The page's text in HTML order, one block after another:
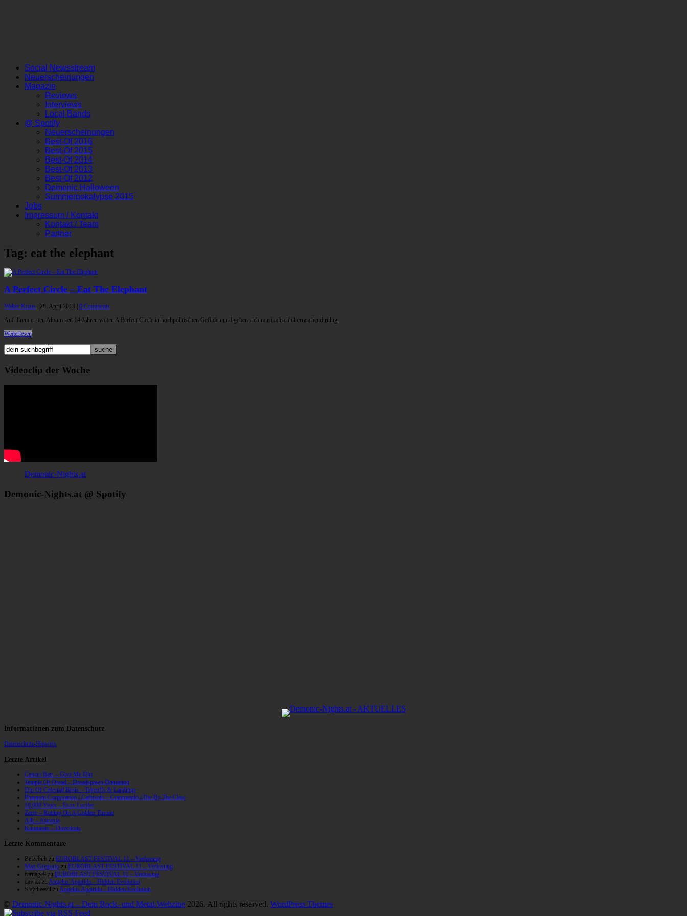
Social Newsstream
Neuerscheinungen
Magazin
Reviews
Interviews
Local Bands
@ Spotify
Neuerscheinungen
Best-Of 2016
Best-Of 2015
Best-Of 2014
Best-Of 2013
Best-Of 2012
Demonic Halloween
Summerpokalypse 2015
Jobs
Impressum / Kontakt
Kontakt / Team
Partner
Tag: eat the elephant
A Perfect Circle – Eat The Elephant
Walter Kraus 20. April 2018 0 Comments
Auf ihrem ersten Album seit 14 Jahren wüten A Perfect Circle in hochpolitischen Gefilden und geben sich musikalisch überraschend ruhig.
Weiterlesen
Videoclip der Woche
Demonic-Nights.at
Demonic-Nights.at @ Spotify
Informationen zum Datenschutz
Datenschutz-Hinweis
Letzte Artikel
Cancer Bats – Give Me Dirt
Temple Of Dread – Dreadspawn Dominion
Din Of Celestial Birds – Takeoffs & Landings
Phantom Corporation / Catbreath – Commando / Die By The Claw
10,000 Years – Esox Lucifer
Zerre – Rotting On A Golden Throne
Allt – Ataraxia
Knumears – Directions
Letzte Kommentare
Belzebub zu EUROBLAST FESTIVAL 11 – Verlosung
Max Gregorio zu EUROBLAST FESTIVAL 11 – Verlosung
carnage9 zu EUROBLAST FESTIVAL 11 – Verlosung
dawak zu Angelus Apatrida – Hidden Evolution
Slaytheevil zu Angelus Apatrida – Hidden Evolution
© Demonic-Nights.at – Dein Rock- und Metal-Webzine 2026. All rights reserved. WordPress Themes